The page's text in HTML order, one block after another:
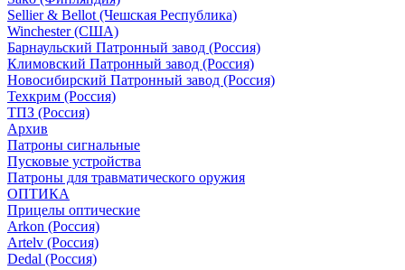
Sellier & Bellot (Чешская Республика)
Winchester (США)
Барнаульский Патронный завод (Россия)
Климовский Патронный завод (Россия)
Новосибирский Патронный завод (Россия)
Техкрим (Россия)
ТПЗ (Россия)
Архив
Патроны сигнальные
Пусковые устройства
Патроны для травматического оружия
ОПТИКА
Прицелы оптические
Arkon (Россия)
Artelv (Россия)
Dedal (Россия)